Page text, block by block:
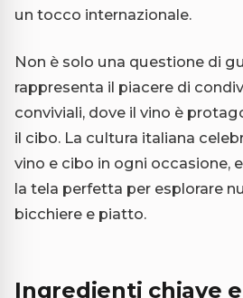
un tocco internazionale.
Non è solo una questione di
rappresenta il piacere di
conviviali, dove il vino è
il cibo. La cultura italiana
vino e cibo in ogni occasione,
la tela perfetta per esplorare
bicchiere e piatto.
Ingredienti chiave